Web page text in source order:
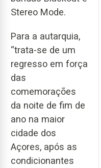
Stereo Mode.
Para a autarquia,
“trata-se de um
regresso em força
das
comemorações
da noite de fim de
ano na maior
cidade dos
Açores, após as
condicionantes